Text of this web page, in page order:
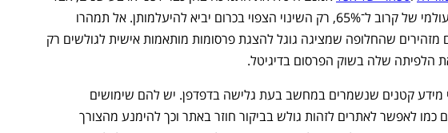
הלפיתה שלה בשוק הפרסום בדיגיטל.